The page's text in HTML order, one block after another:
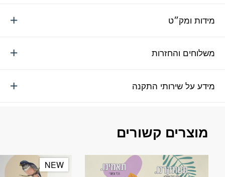
מידות ומק״ט
משלוחים והחזרות
מידע על שירותי התקנה
מוצרים קשורים
NEW
NEW